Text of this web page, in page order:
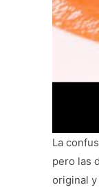
La
pero las
original y